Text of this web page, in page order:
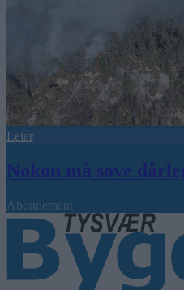
Leiar
Nokon må sove
Abonnement